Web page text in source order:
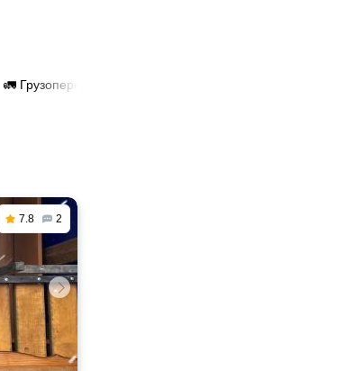
🚛 Грузоперевозки авиационные в Орше
7.8 2